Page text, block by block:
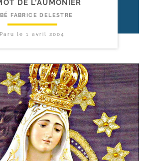
DE L’AUMÔNIER
FABRICE DELESTRE
Paru le1 avril 2004